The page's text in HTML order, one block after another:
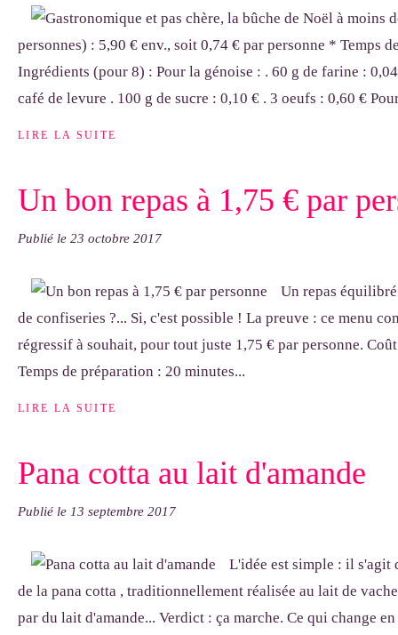
personnes) : 5,90 € env., soit 0,74 € par personne * Temps
Ingrédients (pour 8) : Pour la génoise : . 60 g de farine :
café de levure . 100 g de sucre : 0,10 € . 3 oeufs : 0,60 €
LIRE LA SUITE
Un bon repas à 1,75 € par
Publié le 23 octobre 2017
Un repas
de confiseries ?... Si, c'est possible ! La preuve : ce menu
régressif à souhait, pour tout juste 1,75 € par personne.
Temps de préparation : 20 minutes...
LIRE LA SUITE
Pana cotta au lait d'amande
Publié le 13 septembre 2017
L'idée est simple : il s'agit
de la pana cotta , traditionnellement réalisée au lait de
par du lait d'amande... Verdict : ça marche. Ce qui change